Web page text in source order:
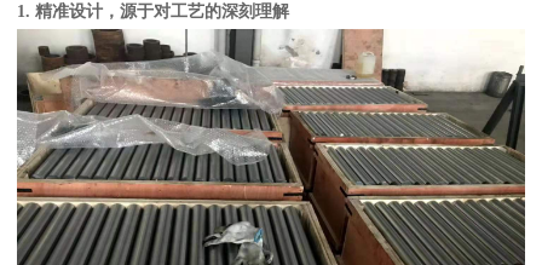
1. 精准设计，源于对工艺的深刻理解